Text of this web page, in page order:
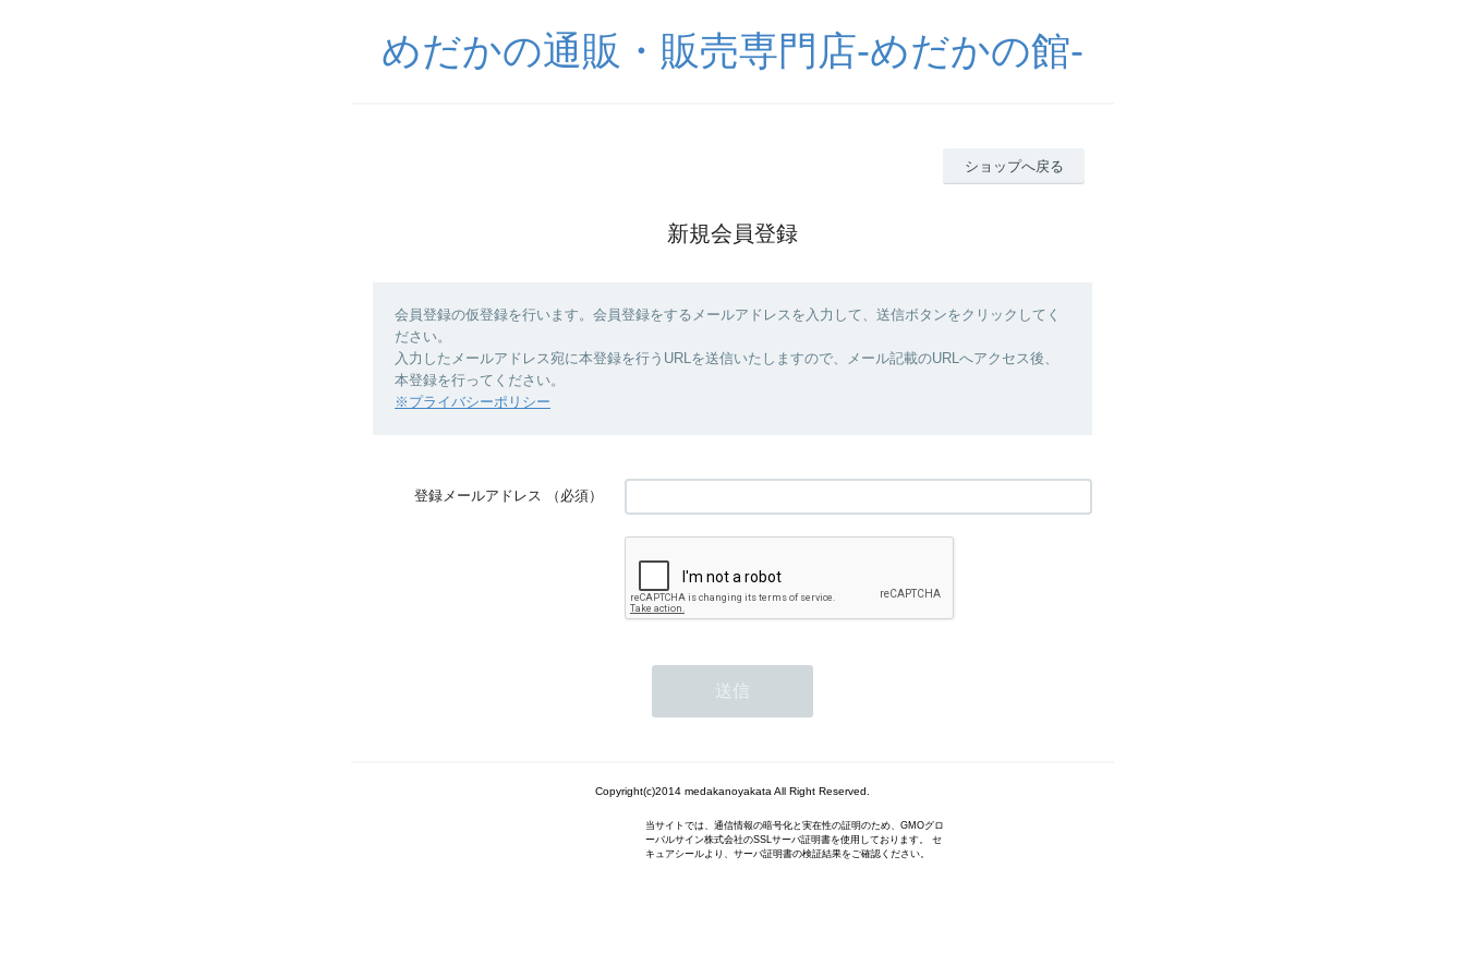
めだかの通販・販売専門店-めだかの館-
ショップへ戻る
新規会員登録
会員登録の仮登録を行います。会員登録をするメールアドレスを入力して、送信ボタンをクリックしてく
ださい。
入力したメールアドレス宛に本登録を行うURLを送信いたしますので、メール記載のURLへアクセス後、
本登録を行ってください。
※プライバシーポリシー
登録メールアドレス （必須）
Copyright(c)2014 medakanoyakata All Right Reserved.
当サイトでは、通信情報の暗号化と実在性の証明のため、GMOグロ
ーバルサイン株式会社のSSLサーバ証明書を使用しております。 セ
キュアシールより、サーバ証明書の検証結果をご確認ください。